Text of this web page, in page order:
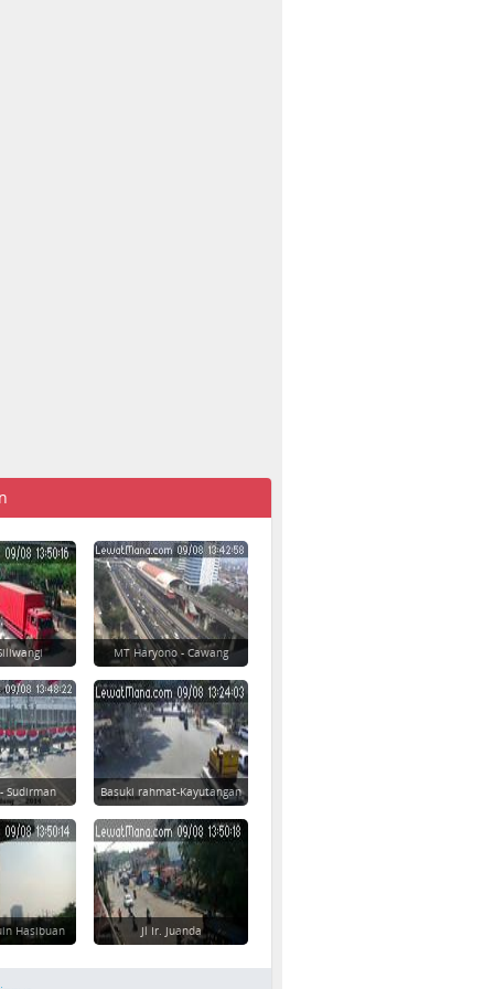
MT Haryono - Cawang
Sudirman Basuki rahmat-Kayutangan
Hasibuan Jl Ir. Juanda